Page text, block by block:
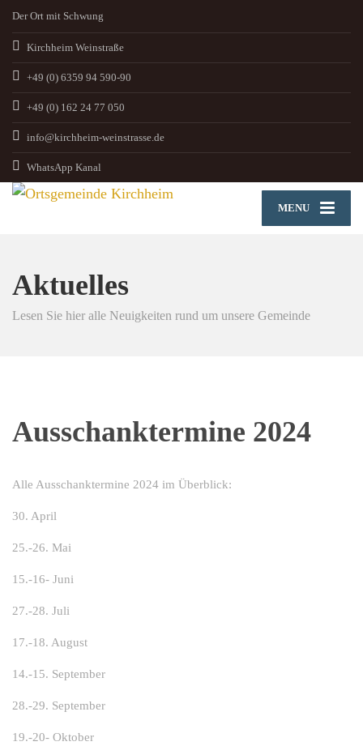
Der Ort mit Schwung
Kirchheim Weinstraße
+49 (0) 6359 94 590-90
+49 (0) 162 24 77 050
info@kirchheim-weinstrasse.de
WhatsApp Kanal
MENU
Aktuelles
Lesen Sie hier alle Neuigkeiten rund um unsere Gemeinde
Ausschanktermine 2024
Alle Ausschanktermine 2024 im Überblick:
30. April
25.-26. Mai
15.-16- Juni
27.-28. Juli
17.-18. August
14.-15. September
28.-29. September
19.-20- Oktober